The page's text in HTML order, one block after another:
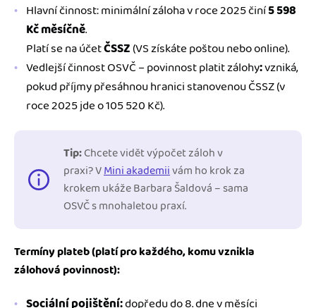
Hlavní činnost: minimální záloha v roce 2025 činí5 598
Kč měsíčně.
Platí se na účetČSSZ(VS získáte poštou nebo online).
Vedlejší činnost OSVČ – povinnost platit zálohy:vzniká,
pokud příjmy přesáhnou hranici stanovenou ČSSZ (v
roce 2025 jde o 105 520 Kč).
Tip:Chcete vidět výpočet záloh v
praxi? VMini akademiivám ho krok za
krokem ukáže Barbara Šaldová – sama
OSVČ s mnohaletou praxí.
Termíny plateb (platí pro každého, komu vznikla
zálohová povinnost):
Sociální pojištění:dopředu do 8. dne v měsíci